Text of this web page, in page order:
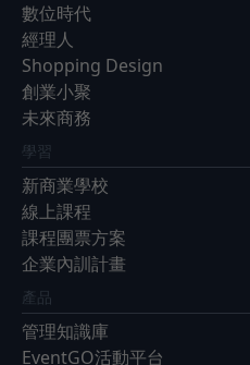
數位時代
經理人
Shopping Design
創業小聚
未來商務
學習
新商業學校
線上課程
課程團票方案
企業內訓計畫
產品
管理知識庫
EventGO活動平台